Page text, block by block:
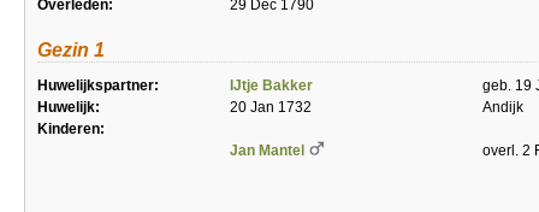
Overleden:
29 Dec 1790
Gezin 1
Huwelijkspartner: IJtje Bakker
geb. 19
Huwelijk:
20 Jan 1732
Andijk
Kinderen:
Jan Mantel
overl. 2